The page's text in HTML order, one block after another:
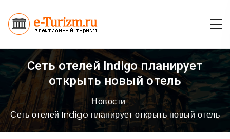
Сеть отелей Indigo планирует
открыть новый отель
Новости
Сеть отелей Indigo планирует открыть новый отель